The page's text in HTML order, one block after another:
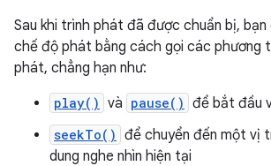
Sau khi trình phát đã được chuẩn bị,
chế độ phát bằng cách gọi các phương
phát, chẳng hạn như:
play() và pause() để bắt đầu
seekTo() để chuyển đến một vị
dung nghe nhìn hiện tại